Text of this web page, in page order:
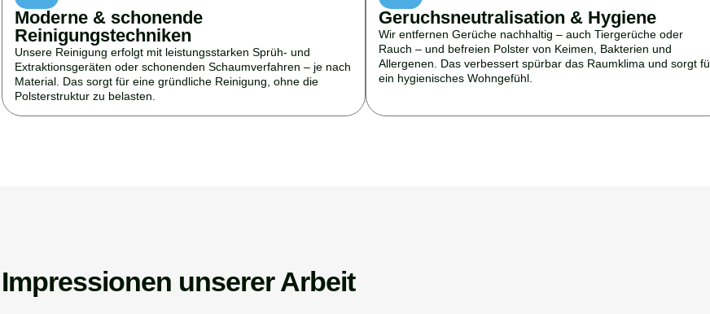
Moderne & schonende
Reinigungstechniken
Unsere Reinigung erfolgt mit leistungsstarken Sprüh- und
Extraktionsgeräten oder schonenden Schaumverfahren – je nach
Material. Das sorgt für eine gründliche Reinigung, ohne die
Polsterstruktur zu belasten.
Geruchsneutralisation & Hygiene
Wir entfernen Gerüche nachhaltig – auch Tiergerüche oder
Rauch – und befreien Polster von Keimen, Bakterien und
Allergenen. Das verbessert spürbar das Raumklima und sorgt
ein hygienisches Wohngefühl.
Impressionen unserer Arbeit